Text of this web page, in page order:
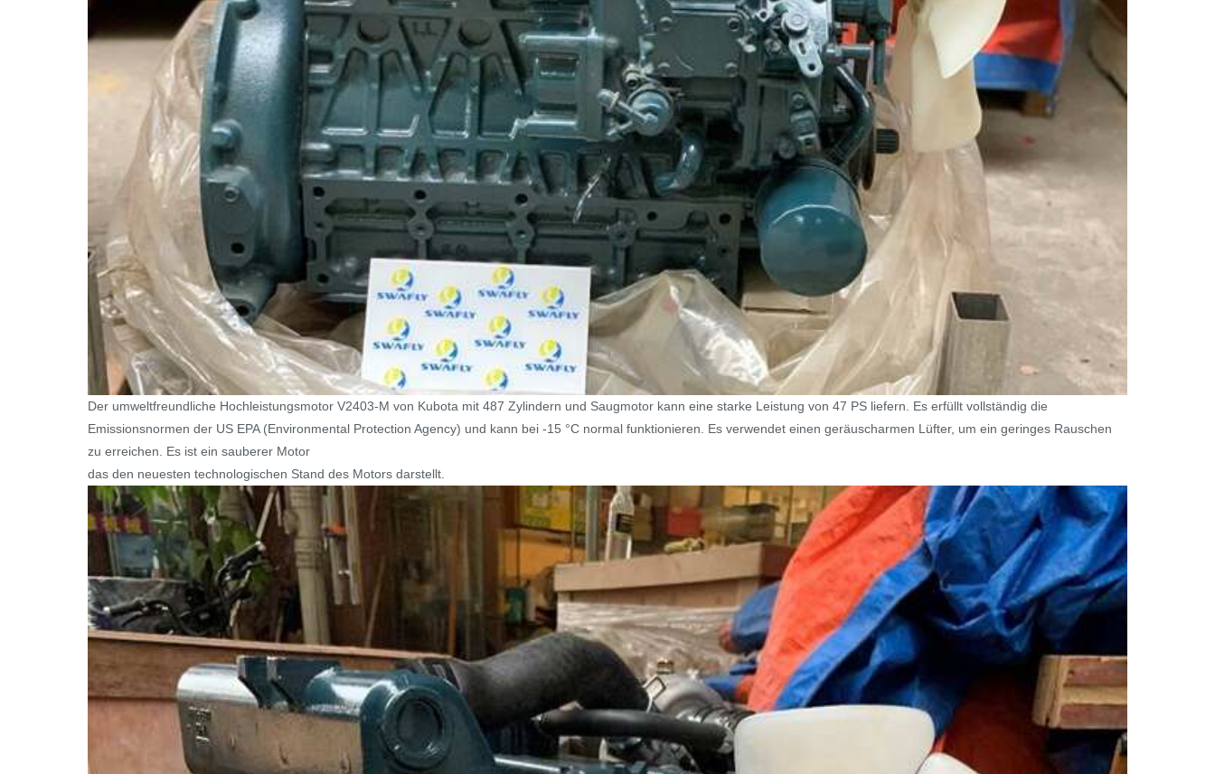
Der umweltfreundliche Hochleistungsmotor V2403-M von Kubota mit 487 Zylindern und Saugmotor kann eine starke Leistung von 47 PS liefern. Es erfüllt vollständig die
Emissionsnormen der US EPA (Environmental Protection Agency) und kann bei -15 °C normal funktionieren. Es verwendet einen geräuscharmen Lüfter, um ein geringes Rauschen
zu erreichen. Es ist ein sauberer Motor
das den neuesten technologischen Stand des Motors darstellt.